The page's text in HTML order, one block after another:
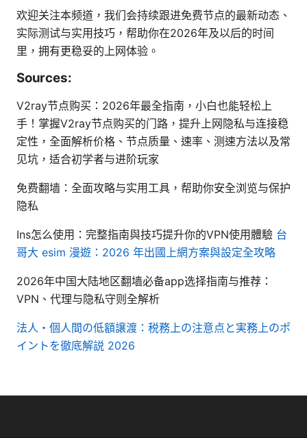
欢迎关注本频道，我们会持续跟进免费节点的最新动态、
实际测试与实用技巧，帮助你在2026年及以后的时间
里，拥有更稳妥的上网体验。
Sources:
V2ray节点购买：2026年最全指南，小白也能轻松上
手！掌握V2ray节点购买的门路，提升上网隐私与连接稳
定性，全面解析价格、节点质量、速率、测速方法以及常
见坑，适合初学者与进阶玩家
免费翻墙：全面攻略与实用工具，帮助你安全浏览与保护
隐私
Ins怎么使用：完整指南與技巧提升你的VPN使用體驗 台
哥大 esim 漫遊：2026 年出國上網方案與設定全攻略
2026年中国大陆地区翻墙必备app选择指南与推荐：
VPN、代理与隐私守则全解析
法人・個人間の低額譲渡：税務上の注意点と実務上のポ
イントを徹底解説 2026